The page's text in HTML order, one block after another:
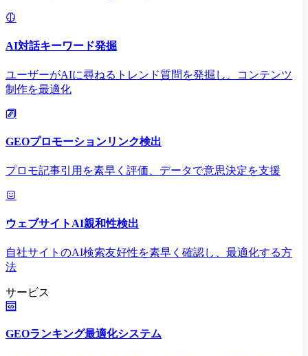
AI対話キーワード発掘
ユーザーがAIに尋ねるトレンド質問を発掘し、コンテンツ
制作を最適化
GEOプロモーションリンク検出
プロモ記事引用を素早く評価、データで意思決定を支援
ウェブサイトAI親和性検出
自社サイトのAI検索友好性を素早く確認し、最適化する方
法
サービス
GEOランキング最適化システム